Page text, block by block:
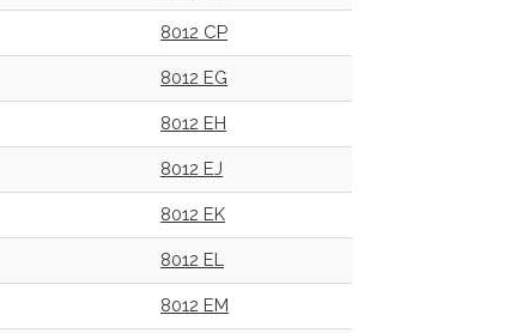
8012 CP
8012 EG
8012 EH
8012 EJ
8012 EK
8012 EL
8012 EM